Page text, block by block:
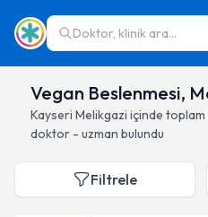
Doktor, klinik ara...
Vegan Beslenmesi,
Kayseri Melikgazi içinde toplam
doktor - uzman bulundu
Filtrele